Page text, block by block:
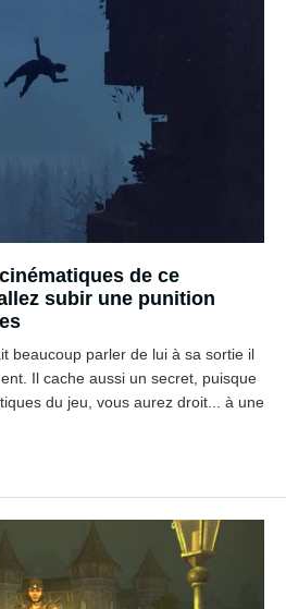
de ce
subir une punition
beaucoup parler de lui à sa sortie il
Il cache aussi un secret, puisque
du jeu, vous aurez droit... à une